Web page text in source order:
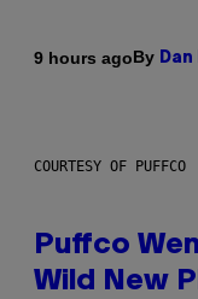
9 hours agoBy
COURTESY OF PUFFCO
Puffco
Wild New